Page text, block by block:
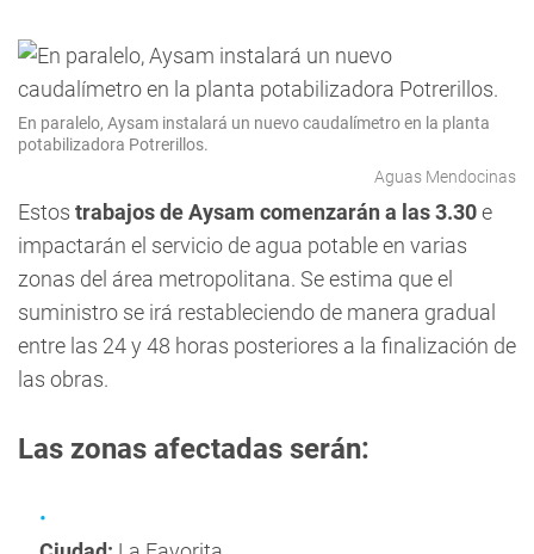
En paralelo, Aysam instalará un nuevo caudalímetro en la planta
potabilizadora Potrerillos.
Aguas Mendocinas
Estos trabajos de Aysam comenzarán a las 3.30e
impactarán el servicio de agua potable en varias
zonas del área metropolitana. Se estima que el
suministro se irá restableciendo de manera gradual
entre las 24 y 48 horas posteriores a la finalización de
las obras.
Las zonas afectadas serán: